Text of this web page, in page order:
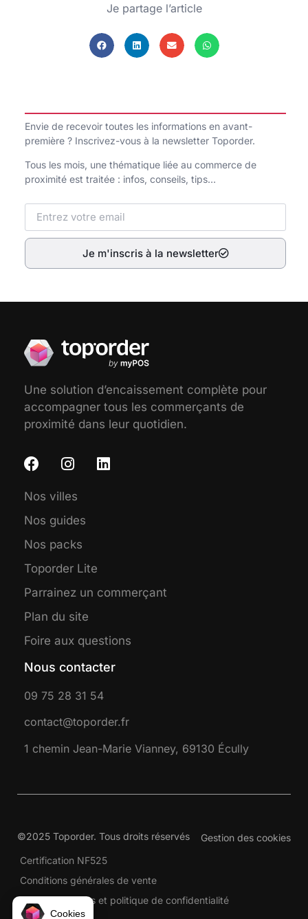
Envie de recevoir toutes les informations en avant-
première ? Inscrivez-vous à la newsletter Toporder.
Tous les mois, une thématique liée au commerce de
proximité est traitée : infos, conseils, tips…
Je m'inscris à la newsletter
Je partage l’article
Une solution d’encaissement complète pour
accompagner tous les commerçants de
proximité dans leur quotidien.
Nos villes
Nos guides
Nos packs
Toporder Lite
Parrainez un commerçant
Plan du site
Foire aux questions
Nous contacter
09 75 28 31 54
contact@toporder.fr
1 chemin Jean-Marie Vianney, 69130 Écully
©2025 Toporder. Tous droits réservés
Gestion des cookies
Certification NF525
Conditions générales de vente
Mentions légales et politique de confidentialité